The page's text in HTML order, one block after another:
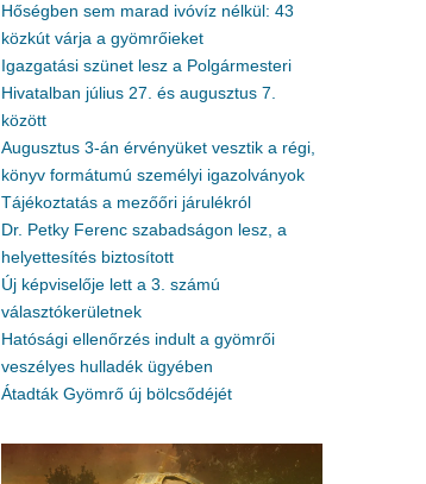
Hőségben sem marad ivóvíz nélkül: 43
közkút várja a gyömrőieket
Igazgatási szünet lesz a Polgármesteri
Hivatalban július 27. és augusztus 7.
között
Augusztus 3-án érvényüket vesztik a régi,
könyv formátumú személyi igazolványok
Tájékoztatás a mezőőri járulékról
Dr. Petky Ferenc szabadságon lesz, a
helyettesítés biztosított
Új képviselője lett a 3. számú
választókerületnek
Hatósági ellenőrzés indult a gyömrői
veszélyes hulladék ügyében
Átadták Gyömrő új bölcsődéjét